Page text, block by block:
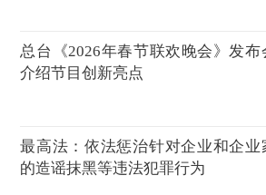
总台《2026年春节联欢晚会》发布
介绍节目创新亮点
最高法：依法惩治针对企业和企业
的造谣抹黑等违法犯罪行为